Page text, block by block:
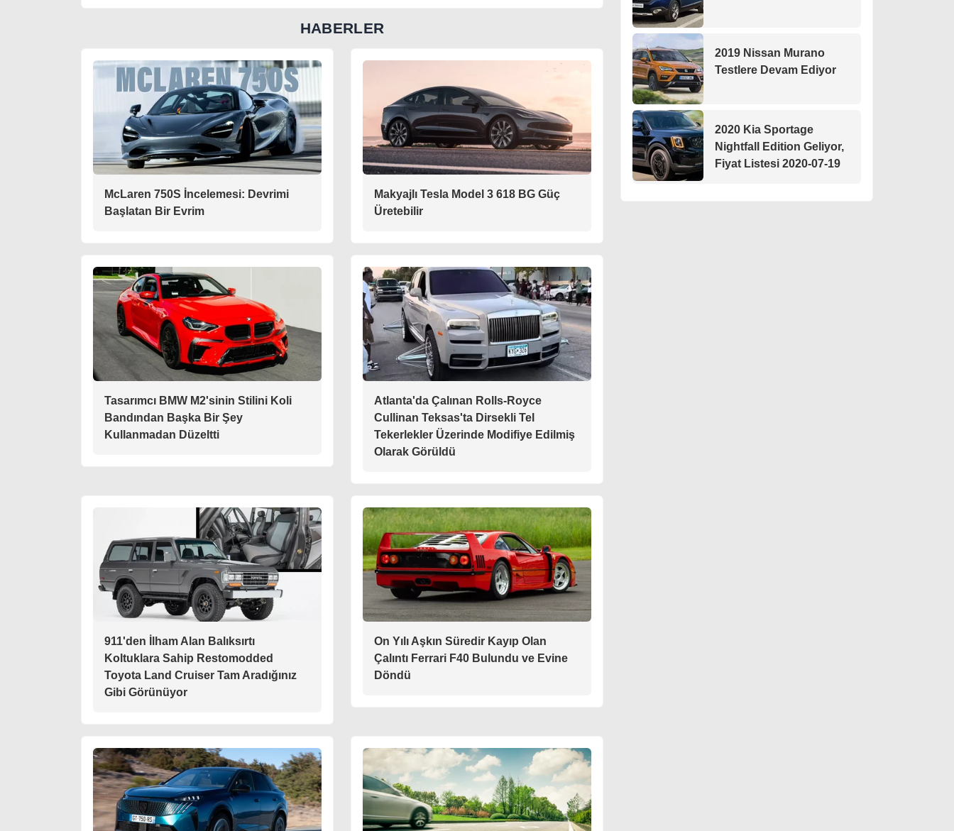
HABERLER
McLaren 750S İncelemesi: Devrimi
Başlatan Bir Evrim
Makyajlı Tesla Model 3 618 BG Güç
Üretebilir
Tasarımcı BMW M2'sinin Stilini Koli
Bandından Başka Bir Şey
Kullanmadan Düzeltti
Atlanta'da Çalınan Rolls-Royce
Cullinan Teksas'ta Dirsekli Tel
Tekerlekler Üzerinde Modifiye Edilmiş
Olarak Görüldü
911'den İlham Alan Balıksırtı
Koltuklara Sahip Restomodded
Toyota Land Cruiser Tam Aradığınız
Gibi Görünüyor
On Yılı Aşkın Süredir Kayıp Olan
Çalıntı Ferrari F40 Bulundu ve Evine
Döndü
2019 Nissan Murano
Testlere Devam Ediyor
2020 Kia Sportage
Nightfall Edition Geliyor,
Fiyat Listesi 2020-07-19